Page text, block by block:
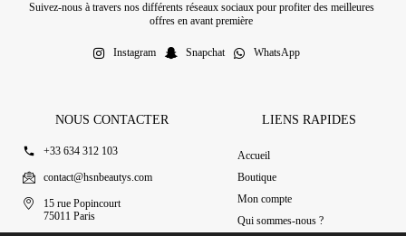
Suivez-nous à travers nos différents réseaux sociaux pour profiter des meilleures
offres en avant première
Instagram Snapchat WhatsApp
NOUS CONTACTER
+33 634 312 103
contact@hsnbeautys.com
15 rue Popincourt
75011 Paris
LIENS RAPIDES
Accueil
Boutique
Mon compte
Qui sommes-nous ?